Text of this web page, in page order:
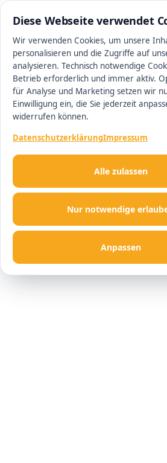
0511 13221100
Diese Webseite verwendet
Wir verwenden Cookies, um unsere
personalisieren und die Zugriffe auf
analysieren. Technisch notwendige
Betrieb erforderlich und immer aktiv.
für Analyse und Marketing setzen wir
Einwilligung ein, die Sie jederzeit
widerrufen können.
DatenschutzerklärungImpressum
Nur notwendige
Anpassen
Alle zulassen